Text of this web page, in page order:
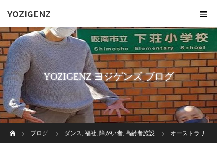
YOZIGENZ
YOZIGENZ ヨジゲンズ ブログ
ブログ
ダンス, 福祉, 障がい者, 高齢者施設 オーストラリ